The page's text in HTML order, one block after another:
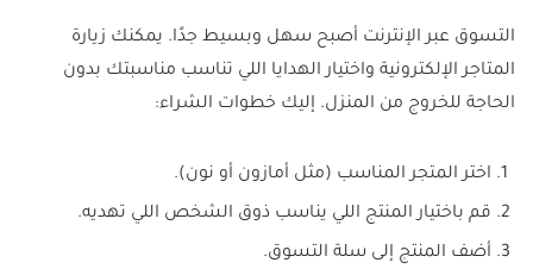
التسوق عبر الإنترنت أصبح سهل وبسيط جدًا. يمكنك زيارة
المتاجر الإلكترونية واختيار الهدايا اللي تناسب مناسبتك بدون
الحاجة للخروج من المنزل. إليك خطوات الشراء:
اختر المتجر المناسب (مثل أمازون أو نون).
قم باختيار المنتج اللي يناسب ذوق الشخص اللي تهديه.
أضف المنتج إلى سلة التسوق.